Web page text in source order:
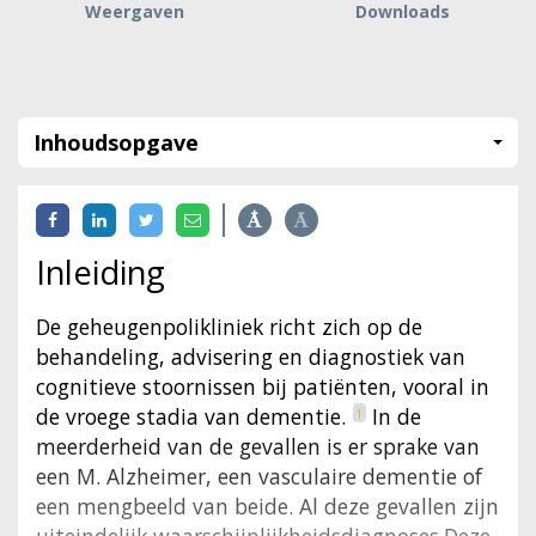
Weergaven Downloads
Inhoudsopgave
Inleiding
De geheugenpolikliniek richt zich op de
behandeling, advisering en diagnostiek van
cognitieve stoornissen bij patiënten, vooral in
de vroege stadia van dementie.
1
In de
meerderheid van de gevallen is er sprake van
een M. Alzheimer, een vasculaire dementie of
een mengbeeld van beide. Al deze gevallen zijn